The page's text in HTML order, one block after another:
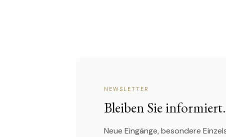
NEWSLETTER
Bleiben Sie informiert.
Neue Eingänge, besondere